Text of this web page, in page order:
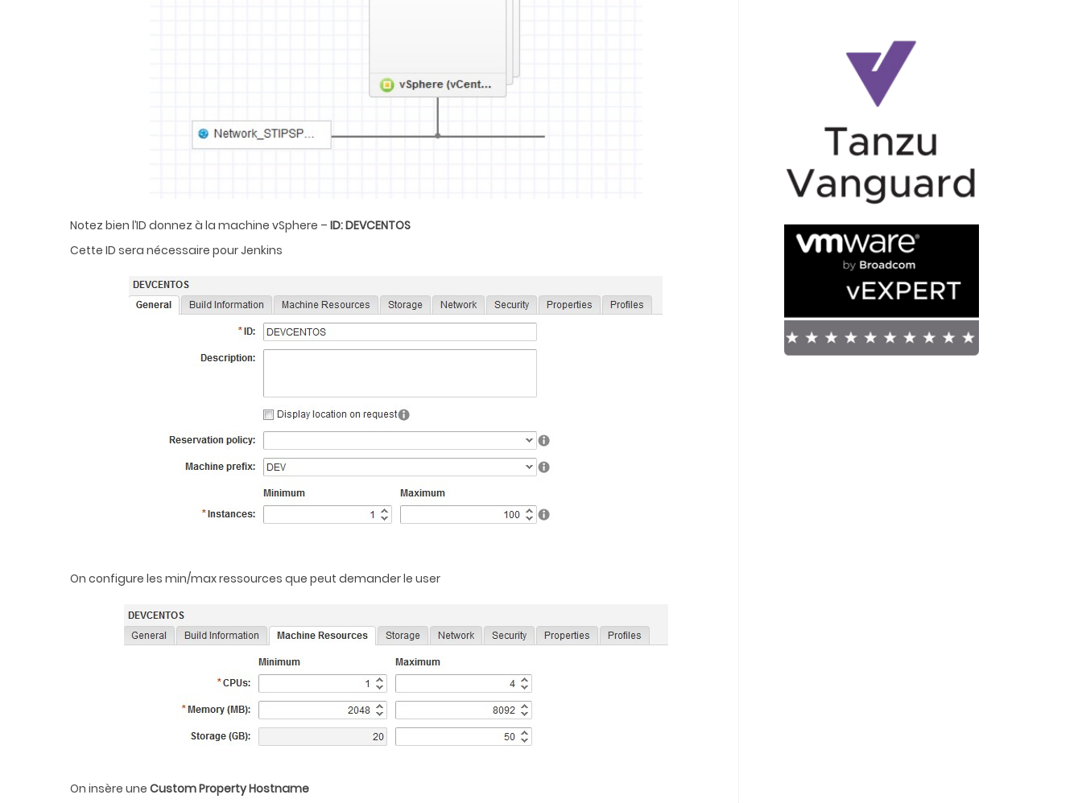
Notez bien l’ID donnez à la machine vSphere – ID: DEVCENTOS
Cette ID sera nécessaire pour Jenkins
On configure les min/max ressources que peut demander le user
On insère une Custom Property Hostname